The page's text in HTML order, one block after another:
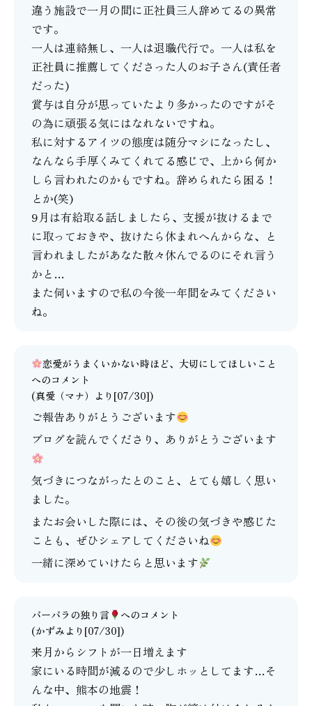
違う施設で一月の間に正社員三人辞めてるの異常
です。
一人は連絡無し、一人は退職代行で。一人は私を
正社員に推薦してくださった人のお子さん(責任者
だった)
賞与は自分が思っていたより多かったのですがそ
の為に頑張る気にはなれないですね。
私に対するアイツの態度は随分マシになったし、
なんなら手厚くみてくれてる感じで、上から何か
しら言われたのかもですね。辞められたら困る！
とか(笑)
9月は有給取る話しましたら、支援が抜けるまで
に取っておきや、抜けたら休まれへんからな、と
言われましたがあなた散々休んでるのにそれ言う
かと…
また伺いますので私の今後一年間をみてください
ね。
恋愛がうまくいかない時ほど、大切にしてほしいこと
へのコメント
(真愛（マナ） より[07/30])
ご報告ありがとうございます
ブログを読んでくださり、ありがとうございます
気づきにつながったとのこと、とても嬉しく思い
ました。
またお会いした際には、その後の気づきや感じた
ことも、ぜひシェアしてくださいね
一緒に深めていけたらと思います
バーバラの独り言
へのコメント
(かずみより[07/30])
来月からシフトが一日増えます
家にいる時間が減るので少しホッとしてます…そ
んな中、熊本の地震！